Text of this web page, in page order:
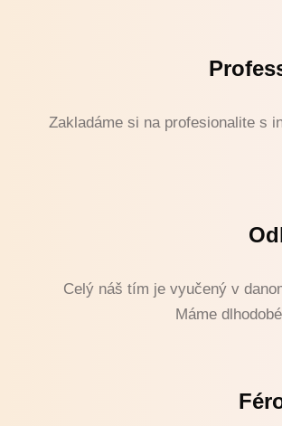
Zakladáme si na profesionalite s
Celý náš tím je vyučený v
Máme